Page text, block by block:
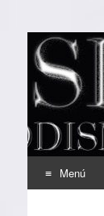
EL
Menú